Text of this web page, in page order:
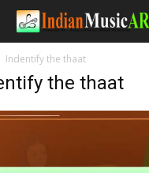
Indentify the thaat
the thaat